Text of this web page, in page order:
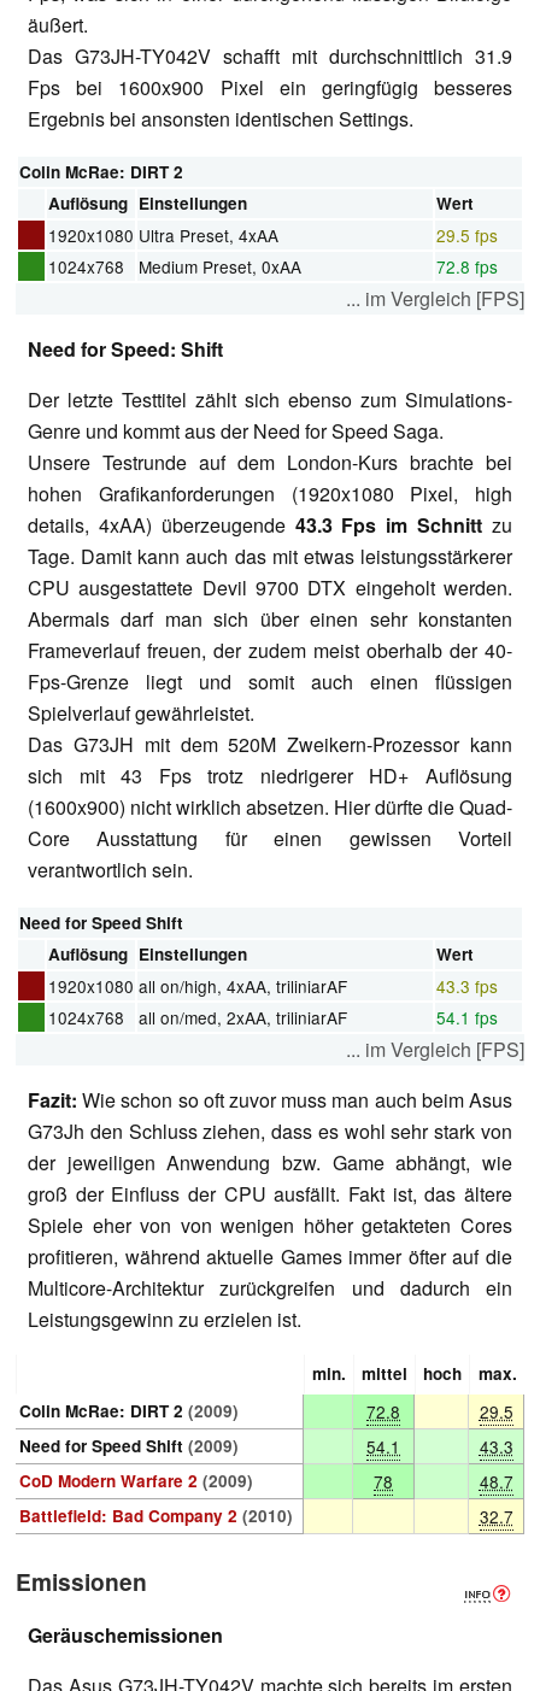
äußert.
Das G73JH-TY042V schafft mit durchschnittlich 31.9
Fps bei 1600x900 Pixel ein geringfügig besseres
Ergebnis bei ansonsten identischen Settings.
Colin McRae: DIRT 2
Auflösung Einstellungen Wert
1920x1080 Ultra Preset, 4xAA
29.5 fps
1024x768
Medium Preset, 0xAA 72.8 fps
... im Vergleich [FPS]
Need for Speed: Shift
Der letzte Testtitel zählt sich ebenso zum Simulations-
Genre und kommt aus der Need for Speed Saga.
Unsere Testrunde auf dem London-Kurs brachte bei
hohen Grafikanforderungen (1920x1080 Pixel, high
details, 4xAA) überzeugende 43.3 Fps im Schnitt zu
Tage. Damit kann auch das mit etwas leistungsstärkerer
CPU ausgestattete Devil 9700 DTX eingeholt werden.
Abermals darf man sich über einen sehr konstanten
Frameverlauf freuen, der zudem meist oberhalb der 40-
Fps-Grenze liegt und somit auch einen flüssigen
Spielverlauf gewährleistet.
Das G73JH mit dem 520M Zweikern-Prozessor kann
sich mit 43 Fps trotz niedrigerer HD+ Auflösung
(1600x900) nicht wirklich absetzen. Hier dürfte die Quad-
Core Ausstattung für einen gewissen Vorteil
verantwortlich sein.
Need for Speed Shift
Auflösung Einstellungen Wert
1920x1080 all on/high, 4xAA, triliniarAF
43.3 fps
1024x768
all on/med, 2xAA, triliniarAF 54.1 fps
... im Vergleich [FPS]
Fazit: Wie schon so oft zuvor muss man auch beim Asus
G73Jh den Schluss ziehen, dass es wohl sehr stark von
der jeweiligen Anwendung bzw. Game abhängt, wie
groß der Einfluss der CPU ausfällt. Fakt ist, das ältere
Spiele eher von von wenigen höher getakteten Cores
profitieren, während aktuelle Games immer öfter auf die
Multicore-Architektur zurückgreifen und dadurch ein
Leistungsgewinn zu erzielen ist.
min. mittel hoch
max.
Colin McRae: DIRT 2 (2009) 72.8 29.5
Need for Speed Shift (2009) 54.1 43.3
CoD Modern Warfare 2 (2009) 78 48.7
Battlefield: Bad Company 2 (2010) 32.7
Emissionen
Geräuschemissionen